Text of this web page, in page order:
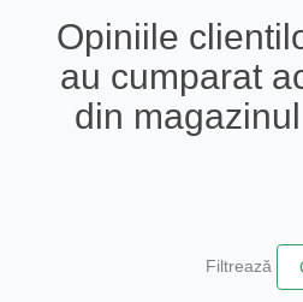
Opiniile
au cumparat
din magazinul
Filtrează